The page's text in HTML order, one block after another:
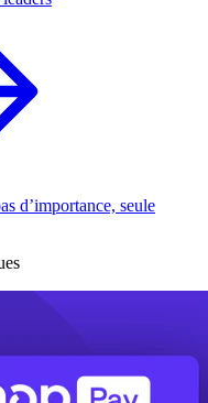
d’importance, seule